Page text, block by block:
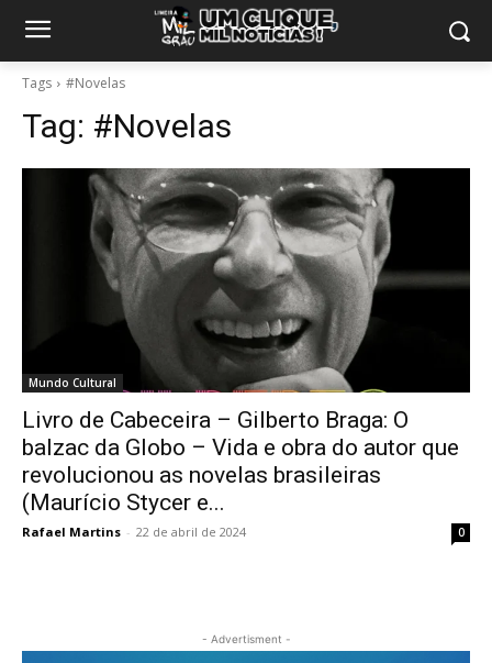
Tags #Novelas
Tag: #Novelas
Mundo Cultural
Livro de Cabeceira – Gilberto Braga: O
balzac da Globo – Vida e obra do autor que
revolucionou as novelas brasileiras
(Maurício Stycer e...
Rafael Martins - 22 de abril de 2024 0
- Advertisment -